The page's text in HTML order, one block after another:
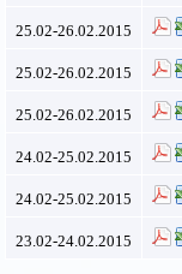
25.02-26.02.2015
25.02-26.02.2015
25.02-26.02.2015
24.02-25.02.2015
24.02-25.02.2015
23.02-24.02.2015